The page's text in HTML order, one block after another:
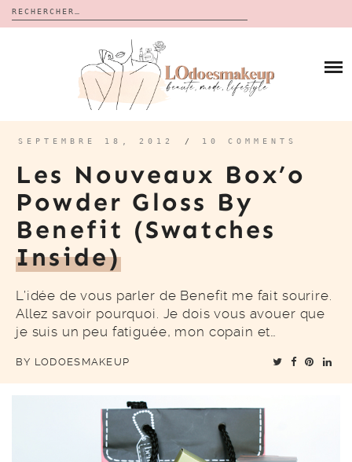
Rechercher :
CALENDRIERS DE L’AVENT
BON PLAN
À PROPOS
CONTACT
SEPTEMBRE 18, 2012 / 10 COMMENTS
Les Nouveaux Box’o
Powder Gloss By
Benefit (swatches
Inside)
L’idée de vous parler de Benefit me fait sourire.
Allez savoir pourquoi. Je dois vous avouer que
je suis un peu fatiguée, mon copain et…
BY LODOESMAKEUP